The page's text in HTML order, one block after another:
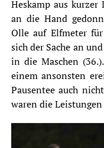
Heskamp aus
an die Hand
Olle auf Elfmeter
sich der Sache an
in die Maschen
einem ansonsten
Pausentee auch
waren die